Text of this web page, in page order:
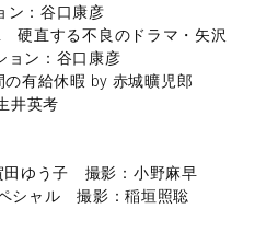
：谷口康彦
直する不良のドラマ・矢沢
ン：谷口康彦
有給休暇 by 赤城曠児郎
井英考
ゆう子 撮影：小野麻早
シャル 撮影：稲垣照聡